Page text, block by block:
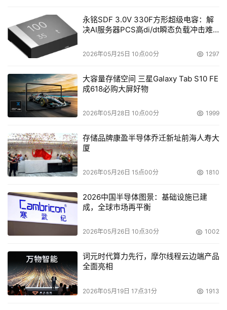
永铭SDF 3.0V 330F方形超级电容：解
决AI服务器PCS高di/dt瞬态负载冲击难
2026年05月25日 10点00分 1297
大容量存储空间 三星Galaxy Tab S10 FE
成618必购大屏好物
2026年05月28日 10点00分 1999
存储品牌康盈半导体乔迁新址前海人寿大
厦
2026年05月26日 15点00分 1810
2026中国半导体图景：基础设施已建
成，全球市场再平衡
2026年05月26日 10点30分 1002
词元时代算力先行，摩尔线程云边端产品
全面亮相
2026年05月19日 17点31分 1913